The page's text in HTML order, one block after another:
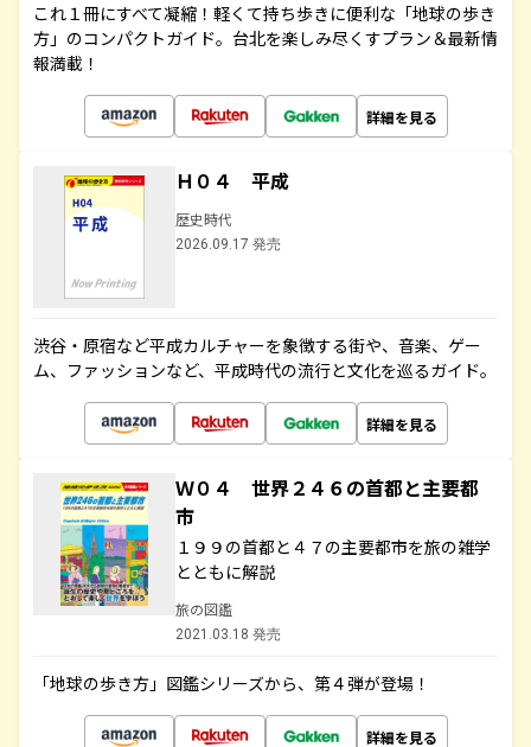
これ１冊にすべて凝縮！軽くて持ち歩きに便利な「地球の歩き
方」のコンパクトガイド。台北を楽しみ尽くすプラン＆最新情
報満載！
詳細を見る
Ｈ０４ 平成
歴史時代
2026.09.17 発売
渋谷・原宿など平成カルチャーを象徴する街や、音楽、ゲー
ム、ファッションなど、平成時代の流行と文化を巡るガイド。
詳細を見る
Ｗ０４ 世界２４６の首都と主要都
市
１９９の首都と４７の主要都市を旅の雑学
とともに解説
旅の図鑑
2021.03.18 発売
「地球の歩き方」図鑑シリーズから、第４弾が登場！
詳細を見る